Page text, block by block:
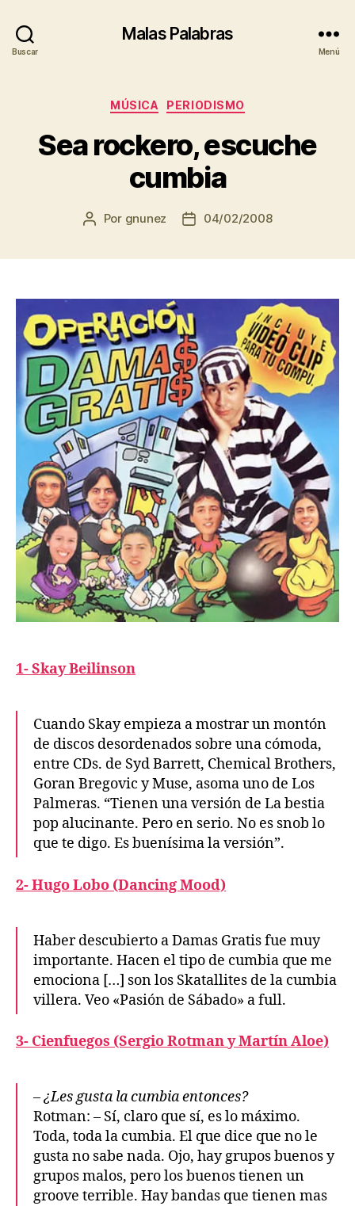
Buscar
Malas Palabras
Menú
Categorías
MÚSICA PERIODISMO
Sea rockero, escuche
cumbia
Autor
Por gnunez
Fecha04/02/2008
1- Skay Beilinson
Cuando Skay empieza a mostrar un montón
de discos desordenados sobre una cómoda,
entre CDs. de Syd Barrett, Chemical Brothers,
Goran Bregovic y Muse, asoma uno de Los
Palmeras. “Tienen una versión de La bestia
pop alucinante. Pero en serio. No es snob lo
que te digo. Es buenísima la versión”.
2- Hugo Lobo (Dancing Mood)
Haber descubierto a Damas Gratis fue muy
importante. Hacen el tipo de cumbia que me
emociona […] son los Skatallites de la cumbia
villera. Veo «Pasión de Sábado» a full.
3- Cienfuegos (Sergio Rotman y Martín Aloe)
– ¿Les gusta la cumbia entonces?
Rotman: – Sí, claro que sí, es lo máximo.
Toda, toda la cumbia. El que dice que no le
gusta no sabe nada. Ojo, hay grupos buenos y
grupos malos, pero los buenos tienen un
groove terrible. Hay bandas que tienen mas